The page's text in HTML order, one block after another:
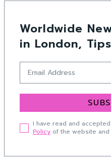
Worldwide
in London,
I have read and
Policy of the website and